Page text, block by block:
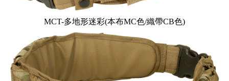
MCT-多地形迷彩(本布MC色/織帶CB色)